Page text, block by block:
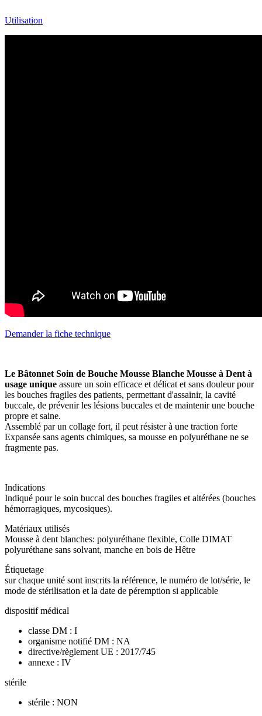
Utilisation
Demander la fiche technique
Le Bâtonnet Soin de Bouche Mousse Blanche Mousse à Dent à
usage unique assure un soin efficace et délicat et sans douleur pour
les bouches fragiles des patients, permettant d'assainir, la cavité
buccale, de prévenir les lésions buccales et de maintenir une bouche
propre et saine.
Assemblé par un collage fort, il peut résister à une traction forte
Expansée sans agents chimiques, sa mousse en polyuréthane ne se
fragmente pas.
Indications
Indiqué pour le soin buccal des bouches fragiles et altérées (bouches
hémorragiques, mycosiques).
Matériaux utilisés
Mousse à dent blanches: polyuréthane flexible, Colle DIMAT
polyuréthane sans solvant, manche en bois de Hêtre
Étiquetage
sur chaque unité sont inscrits la référence, le numéro de lot/série, le
mode de stérilisation et la date de péremption si applicable
dispositif médical
classe DM : I
organisme notifié DM : NA
directive/règlement UE : 2017/745
annexe : IV
stérile
stérile : NON